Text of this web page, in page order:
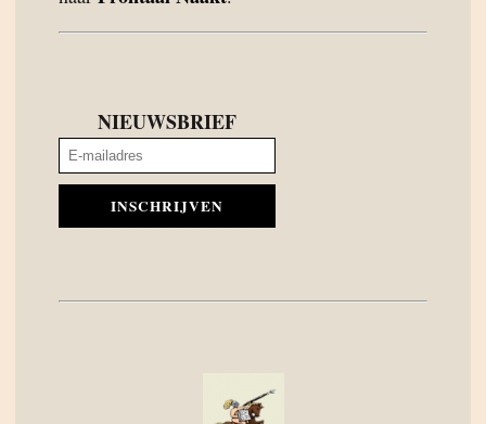
NIEUWSBRIEF
INSCHRIJVEN